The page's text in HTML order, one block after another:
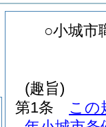
○小城市
(趣旨)
第1条
この